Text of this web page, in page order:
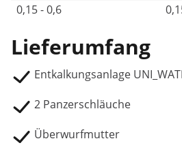
0,15 - 0,6
Lieferumfang
Entkalkungsanlage
2 Panzerschläuche
Überwurfmutter